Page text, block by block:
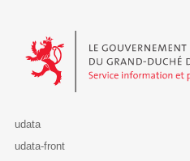
Le Gouvernement du Grand-
udata
udata-front